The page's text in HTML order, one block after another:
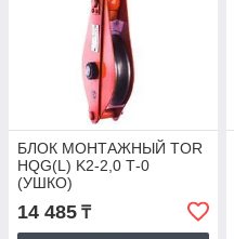
БЛОК МОНТАЖНЫЙ TOR
HQG(L) K2-2,0 Т-0
(УШКО)
14 485 ₸